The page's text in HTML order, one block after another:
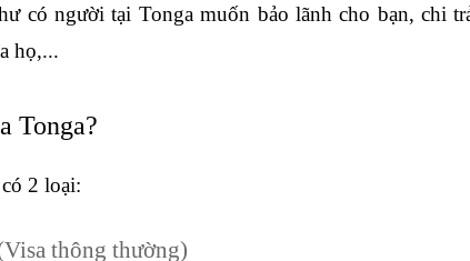
có người tại Tonga muốn bảo lãnh cho bạn, chi
họ,...
Tonga?
2 loại:
thông thường)